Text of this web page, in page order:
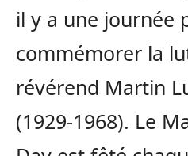
il y a une journée
commémorer la
révérend Martin
(1929-1968). Le